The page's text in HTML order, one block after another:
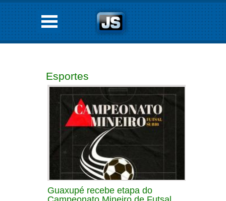
Esportes
Guaxupé recebe etapa do